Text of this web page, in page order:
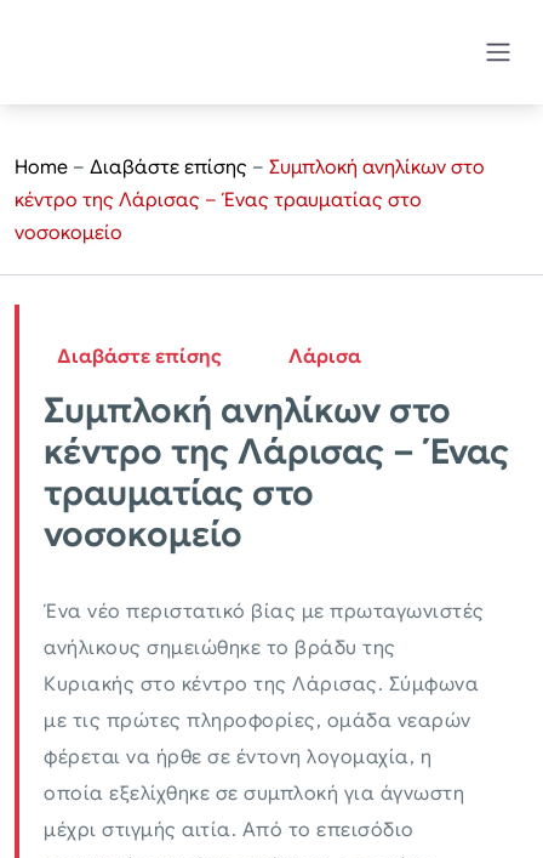
Home – Διαβάστε επίσης – Συμπλοκή ανηλίκων στο
κέντρο της Λάρισας – Ένας τραυματίας στο
νοσοκομείο
Διαβάστε επίσης Λάρισα
Συμπλοκή ανηλίκων στο
κέντρο της Λάρισας – Ένας
τραυματίας στο
νοσοκομείο
Ένα νέο περιστατικό βίας με πρωταγωνιστές
ανήλικους σημειώθηκε το βράδυ της
Κυριακής στο κέντρο της Λάρισας. Σύμφωνα
με τις πρώτες πληροφορίες, ομάδα νεαρών
φέρεται να ήρθε σε έντονη λογομαχία, η
οποία εξελίχθηκε σε συμπλοκή για άγνωστη
μέχρι στιγμής αιτία. Από το επεισόδιο